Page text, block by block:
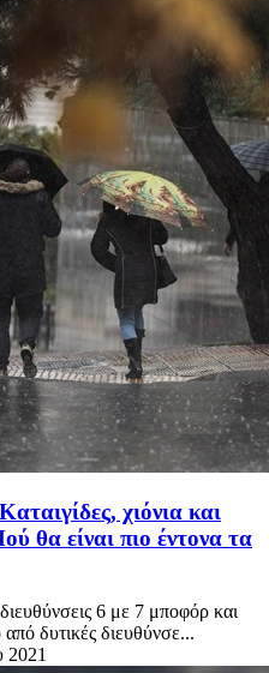
χιόνια και
θα είναι πιο έντονα τα
6 με 7 μποφόρ και
από δυτικές διευθύνσε...
2021